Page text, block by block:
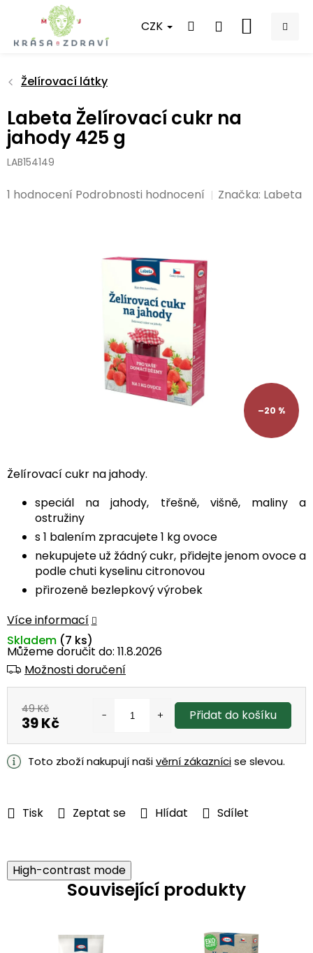
obsah
CZK
NÁKUPNÍ
Želírovací látky
Labeta Želírovací cukr na
jahody 425 g
LAB154149
Průměrné
1 hodnocení Podrobnosti hodnocení Značka: Labeta
–20 %
Želírovací cukr na jahody.
speciál na jahody, třešně, višně, maliny a
ostružiny
s 1 balením zpracujete 1 kg ovoce
nekupujete už žádný cukr, přidejte jenom ovoce a
podle chuti kyselinu citronovou
přirozeně bezlepkový výrobek
Více informací
Tisk Zeptat se Hlídat Sdílet
Můžeme doručit do: 11.8.2026
Možnosti doručení
Skladem (7 ks)
49 Kč
39 Kč Přidat do košíku
Toto zboží nakupují našivěrní zákaznícise slevou.
High-contrast mode
Související produkty